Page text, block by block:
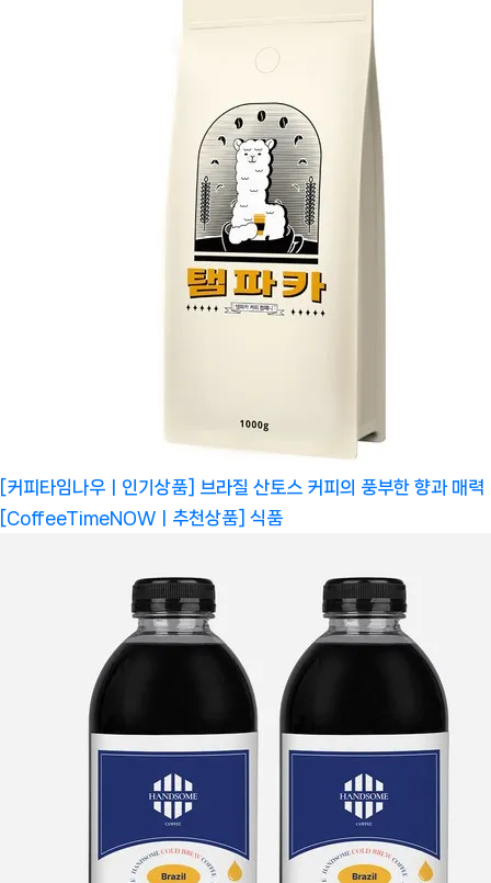
[커피타임나우ㅣ인기상품] 브라질 산토스 커피의 풍부한 향과 매력
[CoffeeTimeNOWㅣ추천상품] 식품